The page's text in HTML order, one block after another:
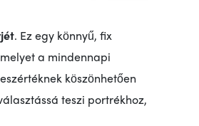
. Ez egy könnyű, fix
a mindennapi
köszönhetően
teszi portrékhoz,